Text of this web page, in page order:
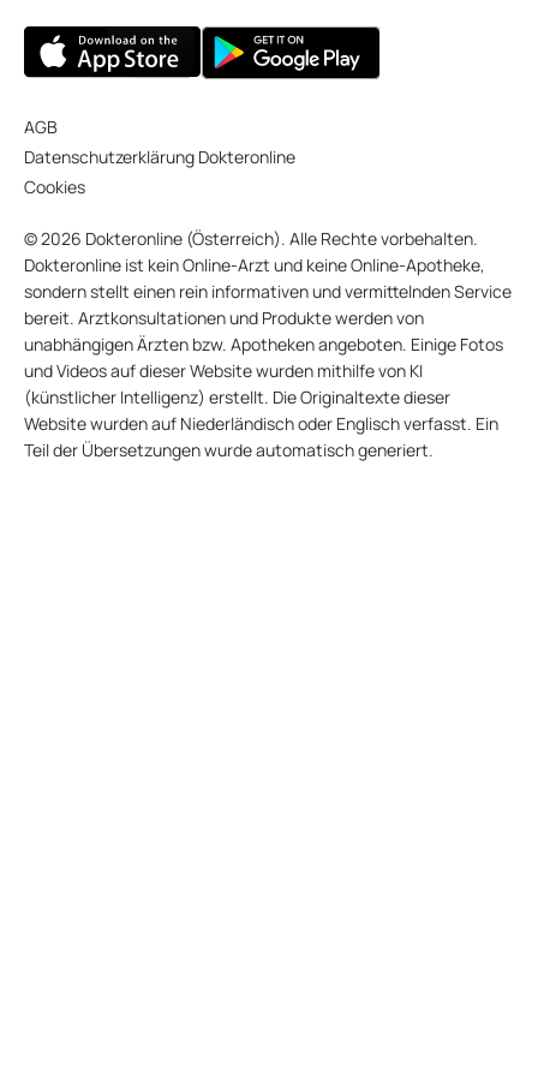
AGB
Datenschutzerklärung Dokteronline
Cookies
© 2026 Dokteronline (Österreich). Alle Rechte vorbehalten.
Dokteronline ist kein Online-Arzt und keine Online-Apotheke,
sondern stellt einen rein informativen und vermittelnden Service
bereit. Arztkonsultationen und Produkte werden von
unabhängigen Ärzten bzw. Apotheken angeboten. Einige Fotos
und Videos auf dieser Website wurden mithilfe von KI
(künstlicher Intelligenz) erstellt. Die Originaltexte dieser
Website wurden auf Niederländisch oder Englisch verfasst. Ein
Teil der Übersetzungen wurde automatisch generiert.